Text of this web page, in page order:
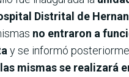
Distrital de
no entraron a
y se informó
mismas se realizará